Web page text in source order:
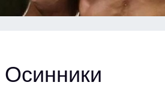
Осинники